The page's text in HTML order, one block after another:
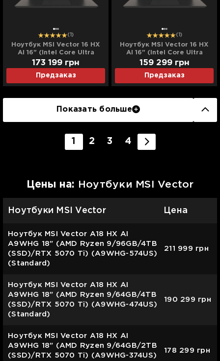
(1)
Ноутбук MSI Vector 16 HX
AI 16" (Intel Core Ultra
7/96GB/8TB (SSD)/RTX
5070 Ti) (A2XWHG-
137XUA) (Standard)
Предзаказ
173 199 грн
(1)
Ноутбук MSI Vector 16 HX
AI 16" (Intel Core Ultra
9/128GB/4TB (SSD)/RTX
5070 Ti) (A2XWHG-
238XUA) (Standard)
Предзаказ
159 299 грн
Показать больше
1 2 3 4
Цены на: Ноутбуки MSI Vector
Ноутбуки MSI Vector Цена
Ноутбук MSI Vector A18 HX AI
A9WHG 18" (AMD Ryzen 9/96GB/4TB
(SSD)/RTX 5070 Ti) (A9WHG-574US)
(Standard)
211 999 грн
Ноутбук MSI Vector A18 HX AI
A9WHG 18" (AMD Ryzen 9/64GB/4TB
(SSD)/RTX 5070 Ti) (A9WHG-474US)
(Standard)
190 299 грн
Ноутбук MSI Vector A18 HX AI
A9WHG 18" (AMD Ryzen 9/64GB/2TB
(SSD)/RTX 5070 Ti) (A9WHG-374US)
178 299 грн